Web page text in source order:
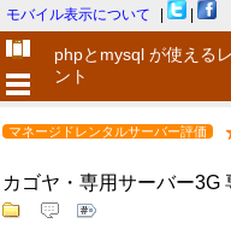
モバイル表示について
phpとmysql が使える
ント
マネージドレンタルサーバー評価
カゴヤ・専用サーバー3G